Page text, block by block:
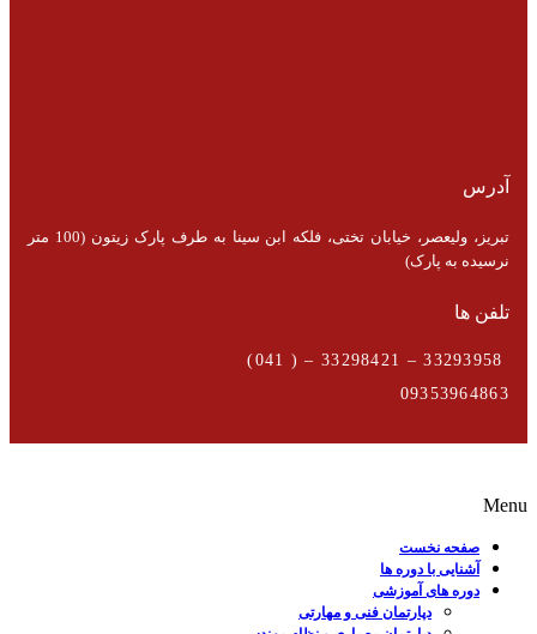
آدرس
تبریز، ولیعصر، خیابان تختی، فلکه ابن سینا به طرف پارک زیتون (100 متر
نرسیده به پارک)
تلفن ها
09353964863
Menu
صفحه نخست
آشنایی با دوره ها
دوره های آموزشی
دپارتمان فنی و مهارتی